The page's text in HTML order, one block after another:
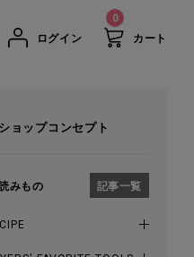
ログイン
0
カート
ショップコンセプト
みもの 記事一覧